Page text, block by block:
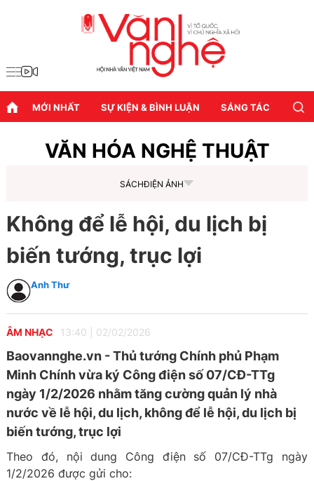
MỚI NHẤT SỰ KIỆN & BÌNH LUẬN SÁNG TÁC
VĂN HÓA NGHỆ THUẬT
SÁCHĐIỆN ẢNH
Không để lễ hội, du lịch bị
biến tướng, trục lợi
Anh Thư
ÂM NHẠC 13:40 02/02/2026
Baovannghe.vn - Thủ tướng Chính phủ Phạm
Minh Chính vừa ký Công điện số 07/CĐ-TTg
ngày 1/2/2026 nhằm tăng cường quản lý nhà
nước về lễ hội, du lịch, không để lễ hội, du lịch bị
biến tướng, trục lợi
Theo đó, nội dung Công điện số 07/CĐ-TTg ngày
1/2/2026 được gửi cho: